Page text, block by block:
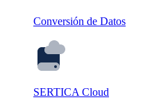
Conversión de Datos
SERTICA Cloud